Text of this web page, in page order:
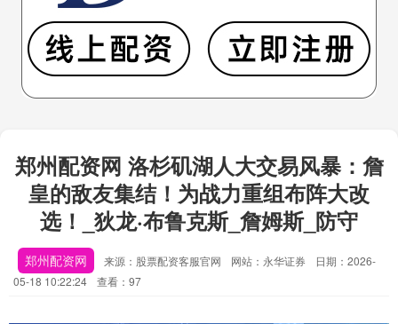
郑州配资网 洛杉矶湖人大交易风暴：詹
皇的敌友集结！为战力重组布阵大改
选！_狄龙·布鲁克斯_詹姆斯_防守
郑州配资网 来源：股票配资客服官网 网站：永华证券
日期：2026-
05-18 10:22:24
查看：97